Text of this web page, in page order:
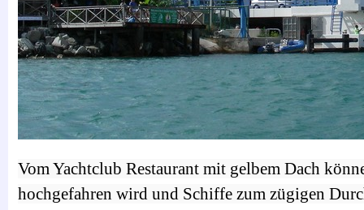
Vom Yachtclub Restaurant mit gelbem Dach
hochgefahren wird und Schiffe zum zügigen